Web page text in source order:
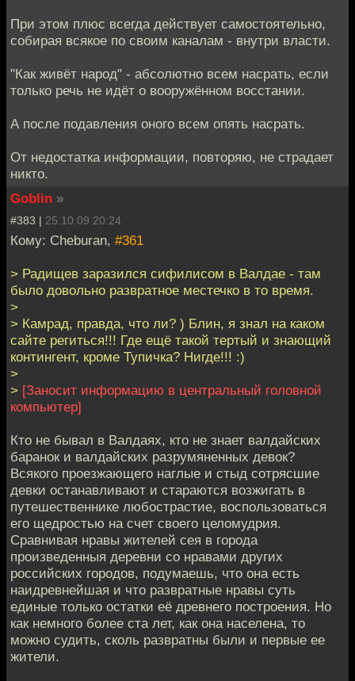
При этом плюс всегда действует самостоятельно,
собирая всякое по своим каналам - внутри власти.
"Как живёт народ" - абсолютно всем насрать, если
только речь не идёт о вооружённом восстании.
А после подавления оного всем опять насрать.
От недостатка информации, повторяю, не страдает
никто.
Goblin »
#383 | 25.10.09 20:24
Кому: Cheburan, #361
> Радищев заразился сифилисом в Валдае - там
было довольно развратное местечко в то время.
>
> Камрад, правда, что ли? ) Блин, я знал на каком
сайте региться!!! Где ещё такой тертый и знающий
контингент, кроме Тупичка? Нигде!!! :)
>
> [Заносит информацию в центральный головной
компьютер]
Кто не бывал в Валдаях, кто не знает валдайских
баранок и валдайских разрумяненных девок?
Всякого проезжающего наглые и стыд сотрясшие
девки останавливают и стараются возжигать в
путешественнике любострастие, воспользоваться
его щедростью на счет своего целомудрия.
Сравнивая нравы жителей сея в города
произведенныя деревни со нравами других
российских городов, подумаешь, что она есть
наидревнейшая и что развратные нравы суть
единые только остатки её древнего построения. Но
как немного более ста лет, как она населена, то
можно судить, сколь развратны были и первые ее
жители.